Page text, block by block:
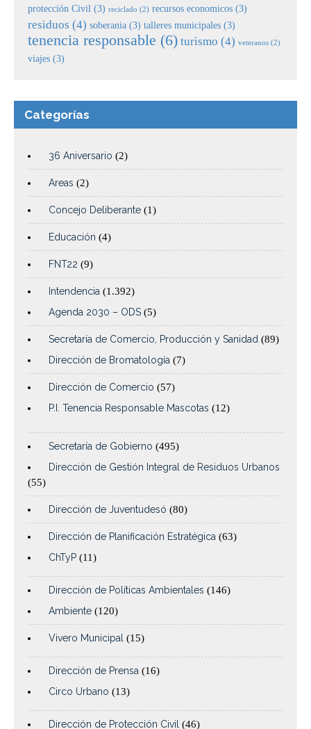
protección Civil (3) reciclado (2) recursos economicos (3)
residuos (4) soberania (3) talleres municipales (3)
tenencia responsable (6) turismo (4) veteranos (2)
viajes (3)
Categorías
36 Aniversario (2)
Areas (2)
Concejo Deliberante (1)
Educación (4)
FNT22 (9)
Intendencia (1.392)
Agenda 2030 – ODS (5)
Secretaría de Comercio, Producción y Sanidad (89)
Dirección de Bromatología (7)
Dirección de Comercio (57)
P.I. Tenencia Responsable Mascotas (12)
Secretaría de Gobierno (495)
Dirección de Gestión Integral de Residuos Urbanos
(55)
Dirección de Juventudesó (80)
Dirección de Planificación Estratégica (63)
ChTyP (11)
Dirección de Políticas Ambientales (146)
Ambiente (120)
Vivero Municipal (15)
Dirección de Prensa (16)
Circo Urbano (13)
Dirección de Protección Civil (46)